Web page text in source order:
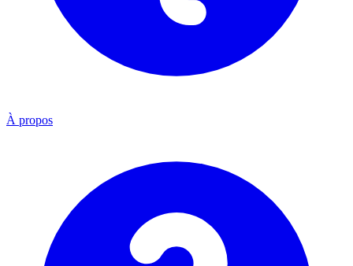
À propos